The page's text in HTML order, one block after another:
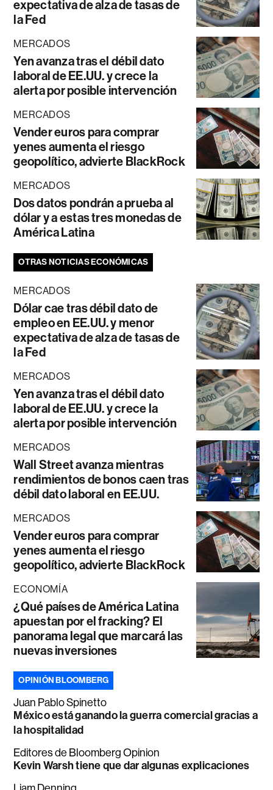
expectativa de alza de tasas de
la Fed
MERCADOS
Yen avanza tras el débil dato
laboral de EE.UU. y crece la
alerta por posible intervención
MERCADOS
Vender euros para comprar
yenes aumenta el riesgo
geopolítico, advierte BlackRock
MERCADOS
Dos datos pondrán a prueba al
dólar y a estas tres monedas de
América Latina
OTRAS NOTICIAS ECONÓMICAS
MERCADOS
Dólar cae tras débil dato de
empleo en EE.UU. y menor
expectativa de alza de tasas de
la Fed
MERCADOS
Yen avanza tras el débil dato
laboral de EE.UU. y crece la
alerta por posible intervención
MERCADOS
Wall Street avanza mientras
rendimientos de bonos caen tras
débil dato laboral en EE.UU.
MERCADOS
Vender euros para comprar
yenes aumenta el riesgo
geopolítico, advierte BlackRock
ECONOMÍA
¿Qué países de América Latina
apuestan por el fracking? El
panorama legal que marcará las
nuevas inversiones
OPINIÓN BLOOMBERG
Juan Pablo Spinetto
México está ganando la guerra comercial gracias a
la hospitalidad
Editores de Bloomberg Opinion
Kevin Warsh tiene que dar algunas explicaciones